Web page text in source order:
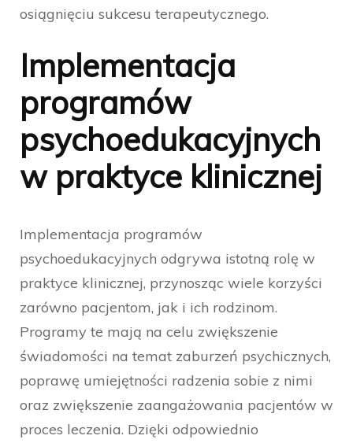
osiągnięciu sukcesu terapeutycznego.
Implementacja
programów
psychoedukacyjnych
w praktyce klinicznej
Implementacja programów
psychoedukacyjnych odgrywa istotną rolę w
praktyce klinicznej, przynosząc wiele korzyści
zarówno pacjentom, jak i ich rodzinom.
Programy te mają na celu zwiększenie
świadomości na temat zaburzeń psychicznych,
poprawę umiejętności radzenia sobie z nimi
oraz zwiększenie zaangażowania pacjentów w
proces leczenia. Dzięki odpowiednio